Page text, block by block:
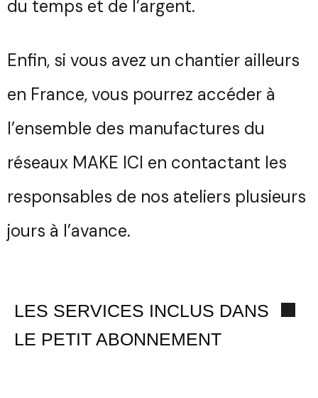
du temps et de l’argent.
Enfin, si vous avez un chantier ailleurs
en France, vous pourrez accéder à
l’ensemble des manufactures du
réseaux MAKE ICI en contactant les
responsables de nos ateliers plusieurs
jours à l’avance.
LES SERVICES INCLUS DANS
LE PETIT ABONNEMENT
Trouvez votre session
Fermer
Sélectionnez une manufacture
Vous souhaitez des
abos ?
Votre
Nom
Votre
Prénom
Votre
Email
Quelques
mots...